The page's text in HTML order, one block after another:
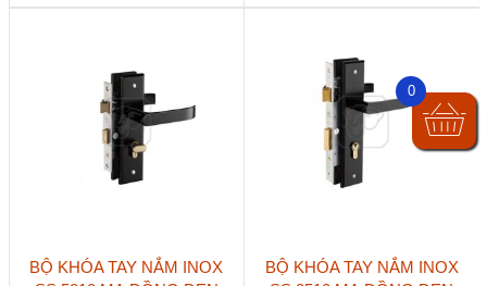
BỘ KHÓA TAY NẮM INOX
BỘ KHÓA TAY NẮM INOX
0